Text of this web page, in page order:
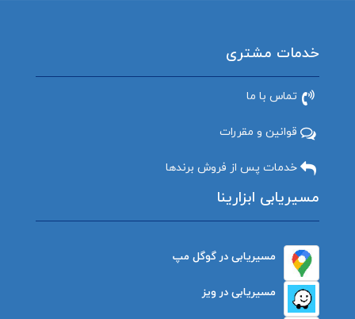
خدمات مشتری
تماس با ما
قوانین و مقررات
خدمات پس از فروش برندها
مسیریابی ابزارینا
مسیریابی در گوگل مپ
مسیریابی در ویز